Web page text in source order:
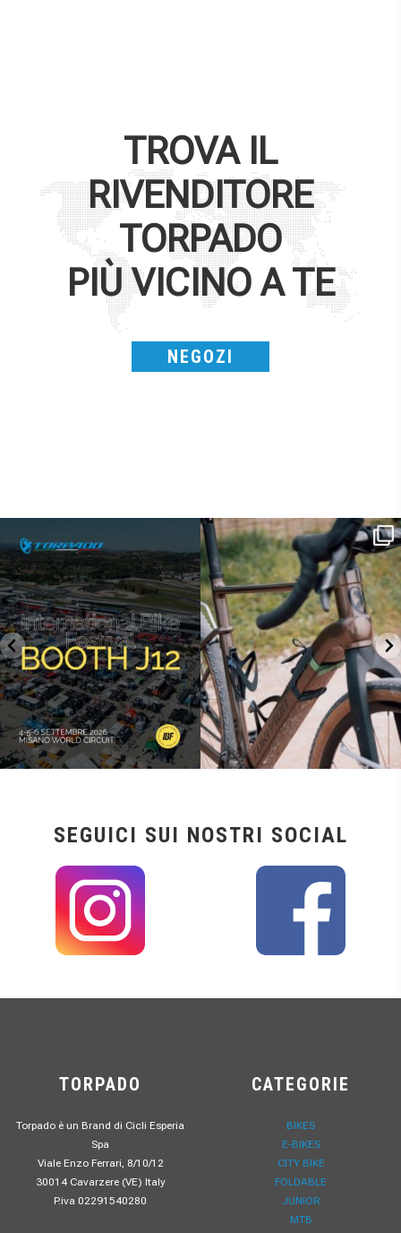
TROVA IL
RIVENDITORE
TORPADO
PIÙ VICINO A TE
NEGOZI
IBF sta per...
8 0
Kepler R è la gravel pensata per affrontare
lunghe...
26 0
SEGUICI SUI NOSTRI SOCIAL
TORPADO
Torpado è un Brand di Cicli Esperia
Spa
Viale Enzo Ferrari, 8/10/12
30014 Cavarzere (VE) Italy
P.iva 02291540280
CATEGORIE
BIKES
E-BIKES
CITY BIKE
FOLDABLE
JUNIOR
MTB